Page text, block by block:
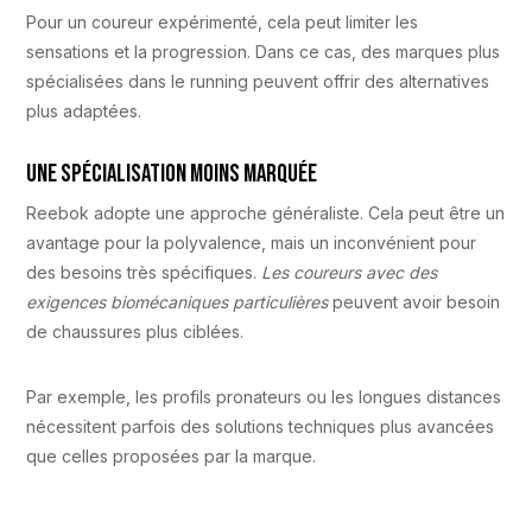
Pour un coureur expérimenté, cela peut limiter les
sensations et la progression. Dans ce cas, des marques plus
spécialisées dans le running peuvent offrir des alternatives
plus adaptées.
Une spécialisation moins marquée
Reebok adopte une approche généraliste. Cela peut être un
avantage pour la polyvalence, mais un inconvénient pour
des besoins très spécifiques. Les coureurs avec des
exigences biomécaniques particulièrespeuvent avoir besoin
de chaussures plus ciblées.
Par exemple, les profils pronateurs ou les longues distances
nécessitent parfois des solutions techniques plus avancées
que celles proposées par la marque.